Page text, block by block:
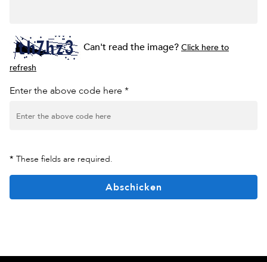
Can't read the image?Click here to
refresh
Enter the above code here *
* These fields are required.
Abschicken